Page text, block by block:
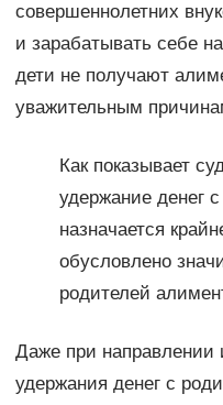
совершеннолетних
и зарабатывать себе
дети не получают
уважительным
Как показывает
удержание денег
назначается
обусловлено
родителей
Даже при направлении
удержания денег с